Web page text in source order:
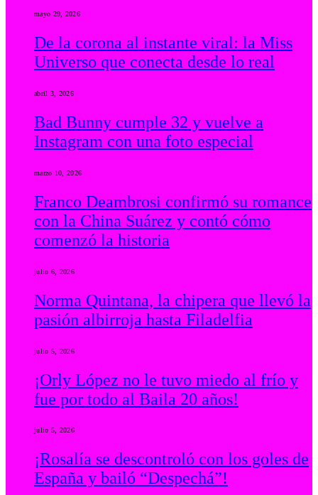
mayo 29, 2026
De la corona al instante viral: la Miss
Universo que conecta desde lo real
abril 3, 2026
Bad Bunny cumple 32 y vuelve a
Instagram con una foto especial
marzo 10, 2026
Franco Deambrosi confirmó su romance
con la China Suárez y contó cómo
comenzó la historia
julio 6, 2026
Norma Quintana, la chipera que llevó la
pasión albirroja hasta Filadelfia
julio 5, 2026
¡Orly López no le tuvo miedo al frío y
fue por todo al Baila 20 años!
julio 5, 2026
¡Rosalía se descontroló con los goles de
España y bailó “Despechá”!